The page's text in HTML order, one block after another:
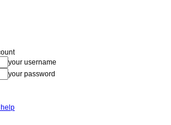
your username
your password